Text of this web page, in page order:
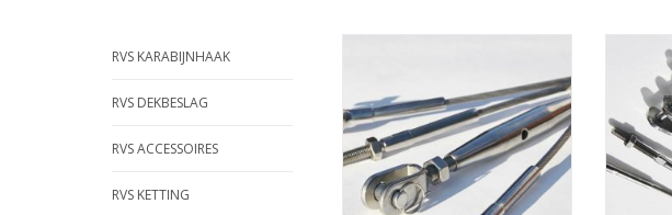
RVS KARABIJNHAAK
RVS DEKBESLAG
RVS ACCESSOIRES
RVS KETTING
verschillende eindverbindingen
mogelijk:gaffelterminal,oogterminal,draadterminal,
draadterminal/stud/spanner/gaffel,
Staalkabel op maat laten maken,
Staalkabel 6mm
TOEVOEGEN AAN WINKELWAGEN
Rvs